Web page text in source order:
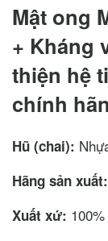
Mật ong
+ Kháng
thiện hệ
chính
Hũ (chai):
Hãng sản xuất:
Xuất xứ: